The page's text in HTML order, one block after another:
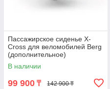
Пассажирское сиденье X-
Cross для веломобилей Berg
(дополнительное)
В наличии
99 900 ₸ 142 900 ₸